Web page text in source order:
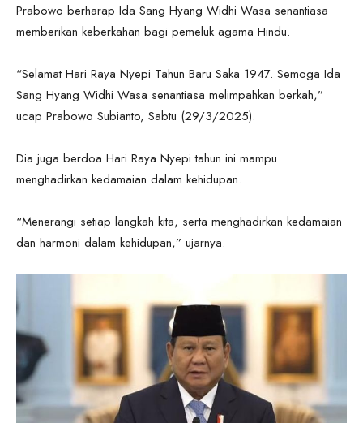
Prabowo berharap Ida Sang Hyang Widhi Wasa senantiasa
memberikan keberkahan bagi pemeluk agama Hindu.
“Selamat Hari Raya Nyepi Tahun Baru Saka 1947. Semoga Ida
Sang Hyang Widhi Wasa senantiasa melimpahkan berkah,”
ucap Prabowo Subianto, Sabtu (29/3/2025).
Dia juga berdoa Hari Raya Nyepi tahun ini mampu
menghadirkan kedamaian dalam kehidupan.
“Menerangi setiap langkah kita, serta menghadirkan kedamaian
dan harmoni dalam kehidupan,” ujarnya.